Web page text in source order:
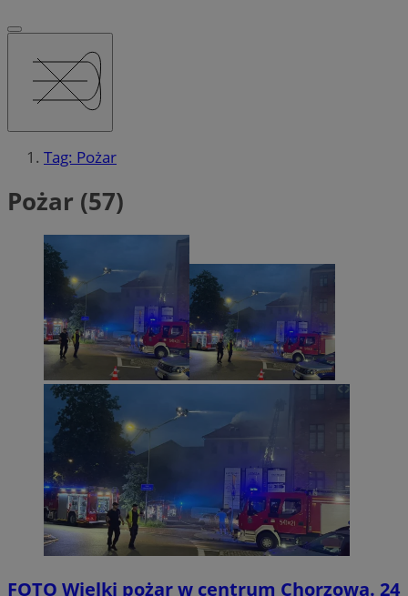
Tag: Pożar
Pożar (57)
FOTO Wielki pożar w centrum Chorzowa. 24